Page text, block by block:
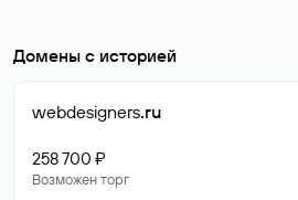
Домены с историей
webdesigners.ru
258 700 ₽
Возможен торг